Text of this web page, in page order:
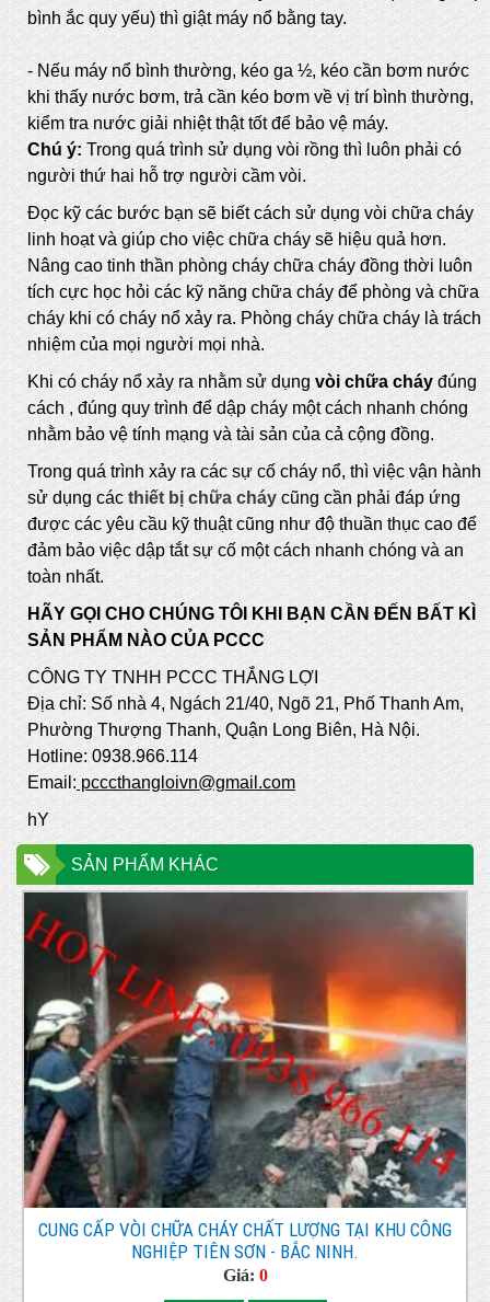
bình ắc quy yếu) thì giật máy nổ bằng tay.
- Nếu máy nổ bình thường, kéo ga ½, kéo cần bơm nước
khi thấy nước bơm, trả cần kéo bơm về vị trí bình thường,
kiểm tra nước giải nhiệt thật tốt để bảo vệ máy.
Chú ý: Trong quá trình sử dụng vòi rồng thì luôn phải có
người thứ hai hỗ trợ người cầm vòi.
Đọc kỹ các bước bạn sẽ biết cách sử dụng vòi chữa cháy
linh hoạt và giúp cho việc chữa cháy sẽ hiệu quả hơn.
Nâng cao tinh thần phòng cháy chữa cháy đồng thời luôn
tích cực học hỏi các kỹ năng chữa cháy để phòng và chữa
cháy khi có cháy nổ xảy ra. Phòng cháy chữa cháy là trách
nhiệm của mọi người mọi nhà.
Khi có cháy nổ xảy ra nhằm sử dụng vòi chữa cháy đúng
cách , đúng quy trình để dập cháy một cách nhanh chóng
nhằm bảo vệ tính mạng và tài sản của cả cộng đồng.
Trong quá trình xảy ra các sự cố cháy nổ, thì việc vận hành
sử dụng các thiết bị chữa cháy cũng cần phải đáp ứng
được các yêu cầu kỹ thuật cũng như độ thuần thục cao để
đảm bảo việc dập tắt sự cố một cách nhanh chóng và an
toàn nhất.
HÃY GỌI CHO CHÚNG TÔI KHI BẠN CẦN ĐẾN BẤT KÌ
SẢN PHẨM NÀO CỦA PCCC
CÔNG TY TNHH PCCC THẮNG LỢI
Địa chỉ: Số nhà 4, Ngách 21/40, Ngõ 21, Phố Thanh Am,
Phường Thượng Thanh, Quận Long Biên, Hà Nội.
Hotline: 0938.966.114
Email: pcccthangloivn@gmail.com
hY
SẢN PHẨM KHÁC
CUNG CẤP VÒI CHỮA CHÁY CHẤT LƯỢNG TẠI KHU CÔNG
NGHIỆP TIÊN SƠN - BẮC NINH.
Giá: 0